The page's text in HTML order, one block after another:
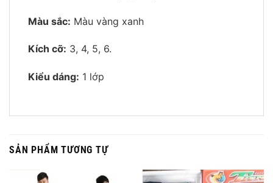
Màu sắc: Màu vàng xanh
Kích cỡ: 3, 4, 5, 6.
Kiểu dáng: 1 lớp
SẢN PHẨM TƯƠNG TỰ